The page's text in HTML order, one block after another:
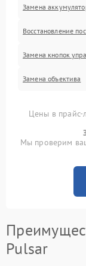
Замена
Восстановление
Замена кнопок
Замена объектива
Цены в прайс-
Мы проверим
Pulsar